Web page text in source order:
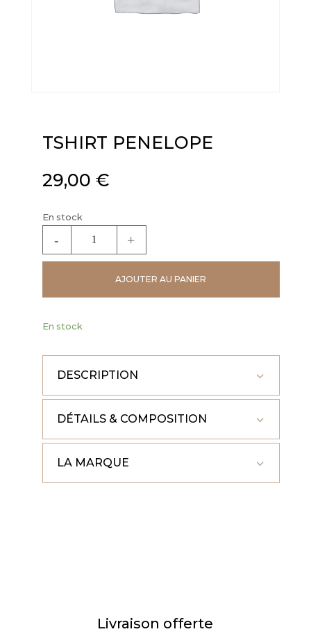
TSHIRT PENELOPE
29,00 €
En stock
quantité
TSHIRT
PENELOPEAJOUTER AU PANIER
En stock
DESCRIPTION
DÉTAILS & COMPOSITION
LA MARQUE
Livraison offerte